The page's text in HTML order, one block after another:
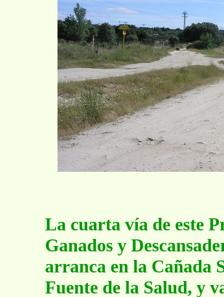
La cuarta vía de este
Ganados y
arranca en la Cañada
Fuente de la Salud, y